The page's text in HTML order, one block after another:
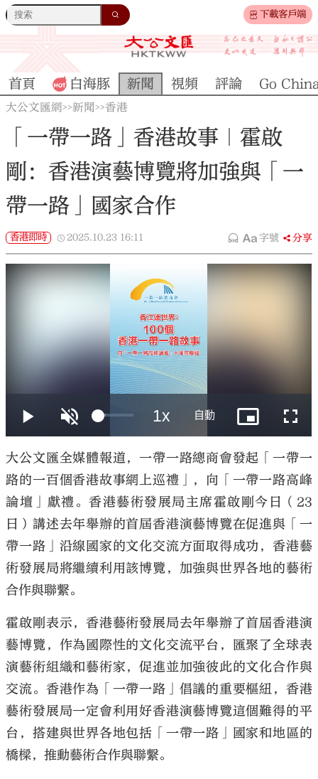
下載客戶端
大公文匯
首頁 白海豚 新聞 視頻 評論 Go
大公文匯網>>新聞>>香港
「一帶一路」香港故事｜霍啟
剛：香港演藝博覽將加強與「一
帶一路」國家合作
香港即時 2025.10.23 16:11 字號 分享
大公文匯全媒體報道，一帶一路總商會發起「一帶一
路的一百個香港故事網上巡禮」，向「一帶一路高峰
論壇」獻禮。香港藝術發展局主席霍啟剛今日（23
日）講述去年舉辦的首屆香港演藝博覽在促進與「一
帶一路」沿線國家的文化交流方面取得成功，香港藝
術發展局將繼續利用該博覽，加強與世界各地的藝術
合作與聯繫。
霍啟剛表示，香港藝術發展局去年舉辦了首屆香港演
藝博覽，作為國際性的文化交流平台，匯聚了全球表
演藝術組織和藝術家，促進並加強彼此的文化合作與
交流。香港作為「一帶一路」倡議的重要樞紐，香港
藝術發展局一定會利用好香港演藝博覽這個難得的平
台，搭建與世界各地包括「一帶一路」國家和地區的
橋樑，推動藝術合作與聯繫。